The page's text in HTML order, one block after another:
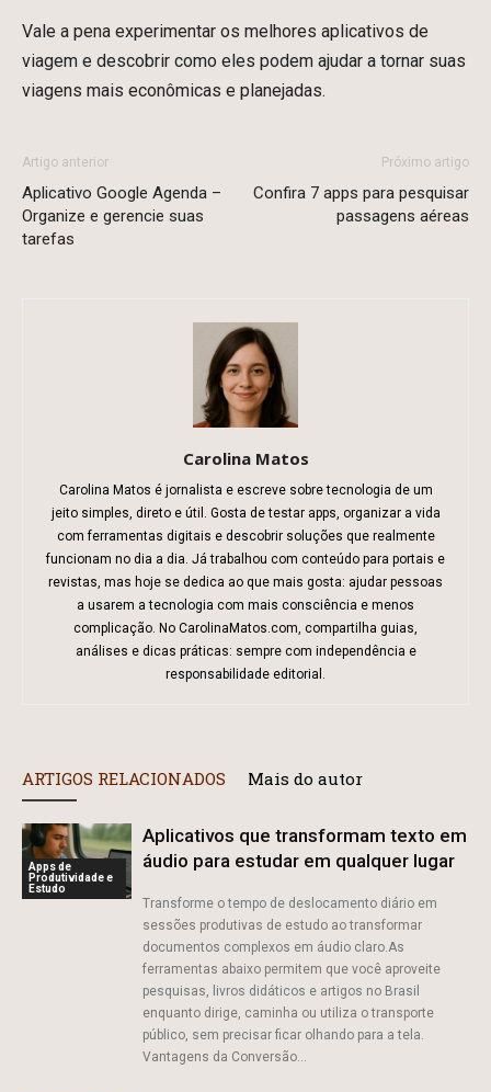
Vale a pena experimentar os melhores aplicativos de
viagem e descobrir como eles podem ajudar a tornar suas
viagens mais econômicas e planejadas.
Artigo anterior
Aplicativo Google Agenda –
Organize e gerencie suas
tarefas
Próximo artigo
Confira 7 apps para pesquisar
passagens aéreas
Carolina Matos
Carolina Matos é jornalista e escreve sobre tecnologia de um
jeito simples, direto e útil. Gosta de testar apps, organizar a vida
com ferramentas digitais e descobrir soluções que realmente
funcionam no dia a dia. Já trabalhou com conteúdo para portais e
revistas, mas hoje se dedica ao que mais gosta: ajudar pessoas
a usarem a tecnologia com mais consciência e menos
complicação. No CarolinaMatos.com, compartilha guias,
análises e dicas práticas: sempre com independência e
responsabilidade editorial.
ARTIGOS RELACIONADOS Mais do autor
Apps de
Produtividade e
Estudo
Aplicativos que transformam texto em
áudio para estudar em qualquer lugar
Transforme o tempo de deslocamento diário em
sessões produtivas de estudo ao transformar
documentos complexos em áudio claro.As
ferramentas abaixo permitem que você aproveite
pesquisas, livros didáticos e artigos no Brasil
enquanto dirige, caminha ou utiliza o transporte
público, sem precisar ficar olhando para a tela.
Vantagens da Conversão...